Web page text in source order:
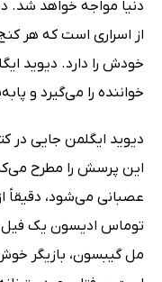
دنیا مواجه خواهد شد.
از اسراری است که هر
خودش را دارد. دیوید
خواننده را می‌گیرد و
دیوید ایگلمن جایی در
این پرسش را مطرح
عصبانی می‌شود،
توماس ادیسون یک فیل
مل گیبسون، بازیگر